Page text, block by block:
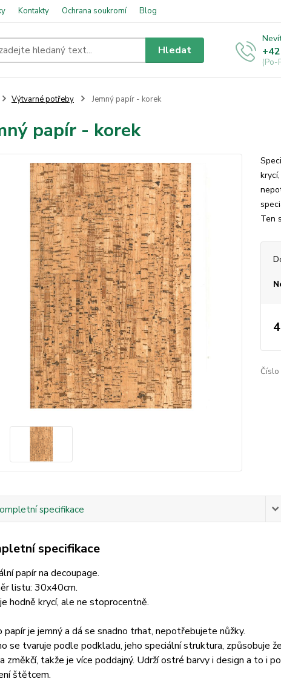
Kontakty Ochrana soukromí Blog
Hledat
(Po-
Výtvarné potřeby Jemný papír - korek
papír - korek
Ten
Číslo
specifikace
specifikace
papír na decoupage.
listu: 30x40cm.
hodně krycí, ale ne stoprocentně.
papír je jemný a dá se snadno trhat, nepotřebujete nůžky.
se tvaruje podle podkladu, jeho speciální struktura, způsobuje
změkčí, takže je více poddajný. Udrží ostré barvy i design a to i
štětcem.